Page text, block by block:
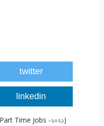
twitter
linkedin